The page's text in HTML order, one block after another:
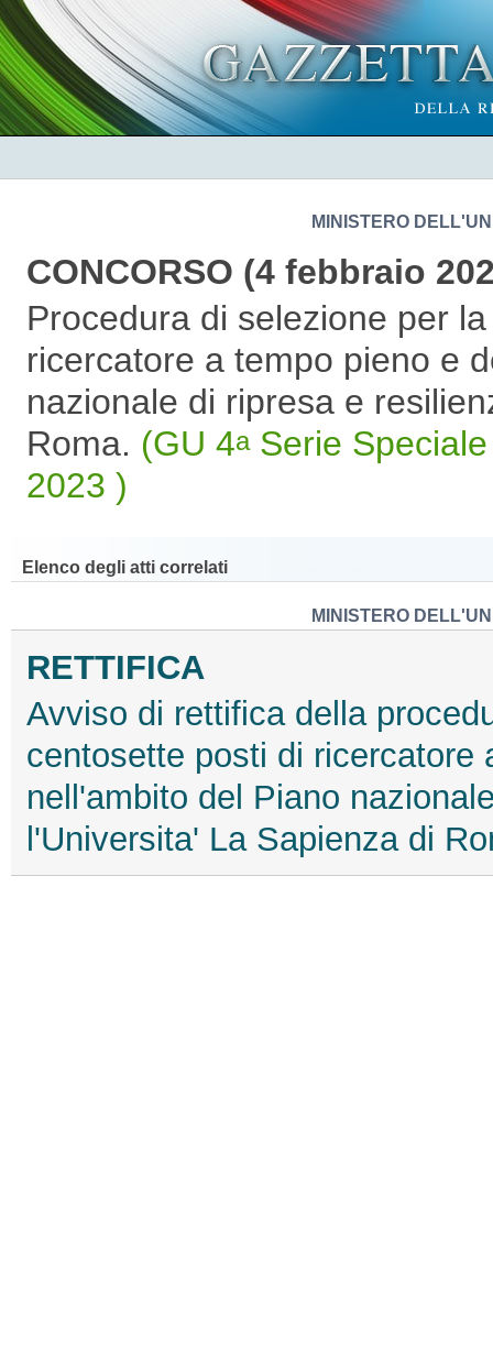
MINISTERO
CONCORSO (4 febbraio
Procedura di selezione per
ricercatore a tempo pieno e
nazionale di ripresa e
Roma. (GU 4aSerie
2023 )
Elenco degli atti correlati
MINISTERO
RETTIFICA
Avviso di rettifica della
centosette posti di ricercatore
nell'ambito del Piano
l'Universita' La Sapienza di